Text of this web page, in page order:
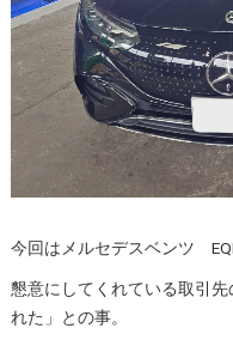
今回はメルセデスベンツ
懇意にしてくれている取引
れた」との事。